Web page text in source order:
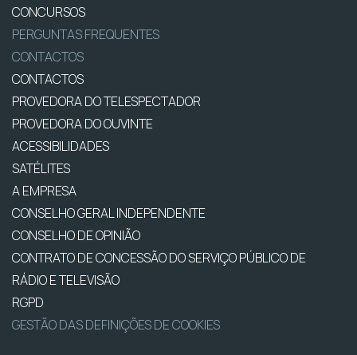
CONCURSOS
PERGUNTAS FREQUENTES
CONTACTOS
CONTACTOS
PROVEDORA DO TELESPECTADOR
PROVEDORA DO OUVINTE
ACESSIBILIDADES
SATÉLITES
A EMPRESA
CONSELHO GERAL INDEPENDENTE
CONSELHO DE OPINIÃO
CONTRATO DE CONCESSÃO DO SERVIÇO PÚBLICO DE
RÁDIO E TELEVISÃO
RGPD
GESTÃO DAS DEFINIÇÕES DE COOKIES